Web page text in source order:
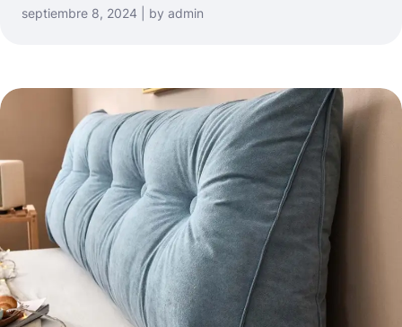
septiembre 8, 2024 | by admin